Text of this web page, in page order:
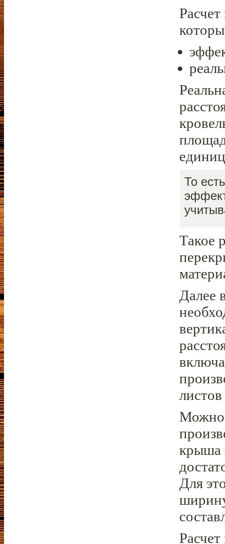
То
Такое
Далее
Можно
крыша
Для